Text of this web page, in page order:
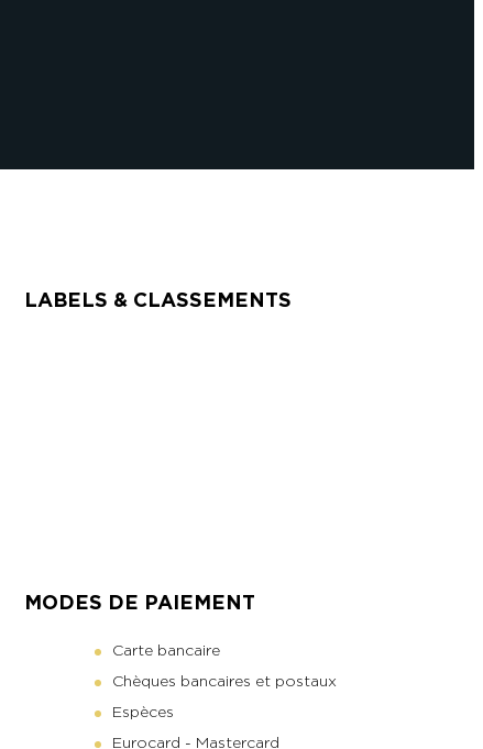
LABELS & CLASSEMENTS
MODES DE PAIEMENT
Carte bancaire
Chèques bancaires et postaux
Espèces
Eurocard - Mastercard